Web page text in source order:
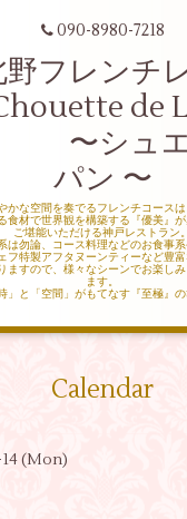
090-8980-7218
フレンチ
de
ュエ
パン 〜
かな空間を奏でるフレンチコース
食材で世界観を構築する『優美』
ご堪能いただける神戸レストラン。
は勿論、コース料理などのお食事
フ特製アフタヌーンティーなど豊
ますので、様々なシーンでお楽し
ます。
」と「空間」がもてなす『至極』の
Calendar
14 (Mon)